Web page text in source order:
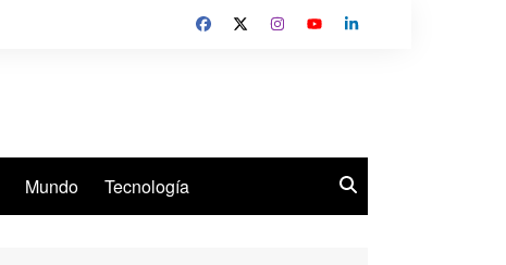
Mundo Tecnología